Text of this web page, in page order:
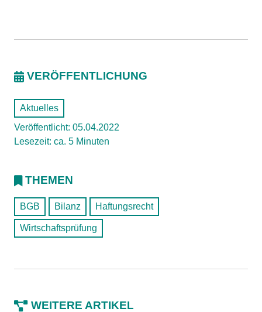
VERÖFFENTLICHUNG
Aktuelles
Veröffentlicht: 05.04.2022
Lesezeit: ca. 5 Minuten
THEMEN
BGB Bilanz Haftungsrecht
Wirtschaftsprüfung
WEITERE ARTIKEL